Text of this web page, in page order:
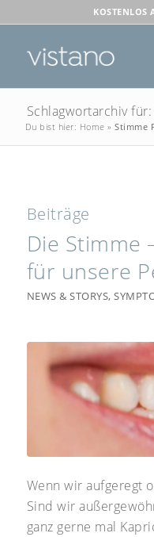
KOSTENLOS
Schlagwortarchiv
Du bist hier: Home »Stimme
Beiträge
Die Stimme
für unsere
NEWS & STORYS,
Wenn wir aufgeregt
Sind wir
ganz gerne mal